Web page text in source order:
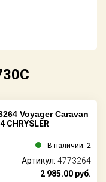
Voyager Caravan
CHRYSLER
В наличии: 2
Артикул: 4773264
2 985.00 руб.